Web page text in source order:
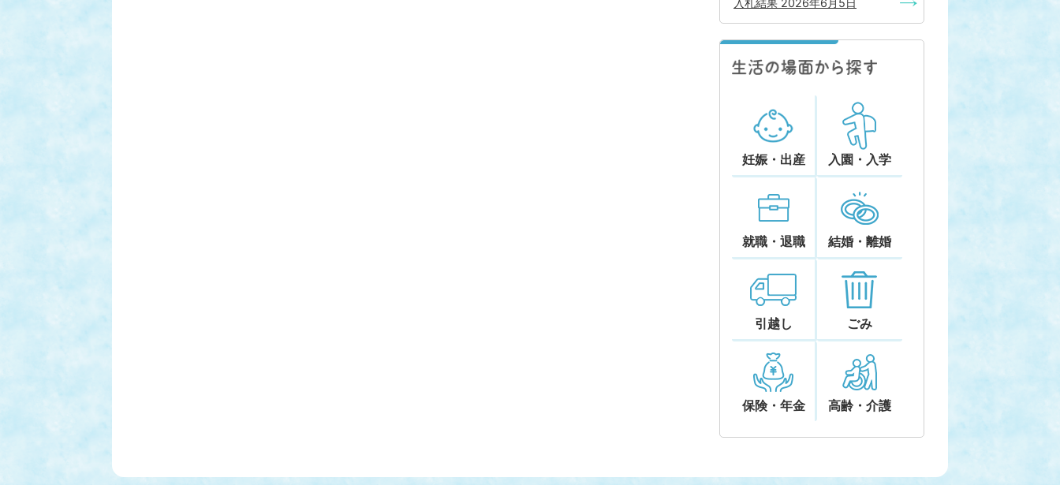
入札結果 2026年6月5日
妊娠・出産 入園・入学
就職・退職 結婚・離婚
引越し ごみ
保険・年金 高齢・介護